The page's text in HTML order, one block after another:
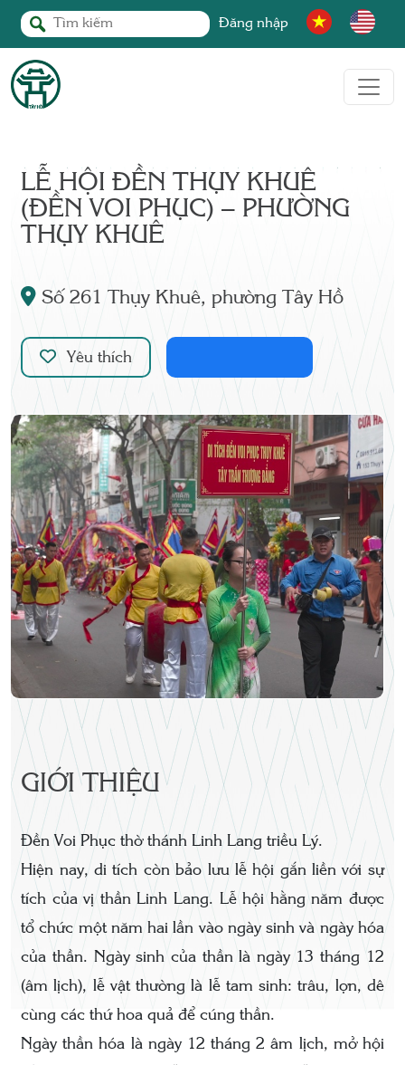
Đăng nhập
LỄ HỘI ĐỀN THỤY KHUÊ
(ĐỀN VOI PHỤC) – PHƯỜNG
THỤY KHUÊ
Số 261 Thụy Khuê, phường Tây Hồ
Yêu thích
GIỚI THIỆU
Đền Voi Phục thờ thánh Linh Lang triều Lý.
Hiện nay, di tích còn bảo lưu lễ hội gắn liền với sự
tích của vị thần Linh Lang. Lễ hội hằng năm được
tổ chức một năm hai lần vào ngày sinh và ngày hóa
của thần. Ngày sinh của thần là ngày 13 tháng 12
(âm lịch), lễ vật thường là lễ tam sinh: trâu, lợn, dê
cùng các thứ hoa quả để cúng thần.
Ngày thần hóa là ngày 12 tháng 2 âm lịch, mở hội